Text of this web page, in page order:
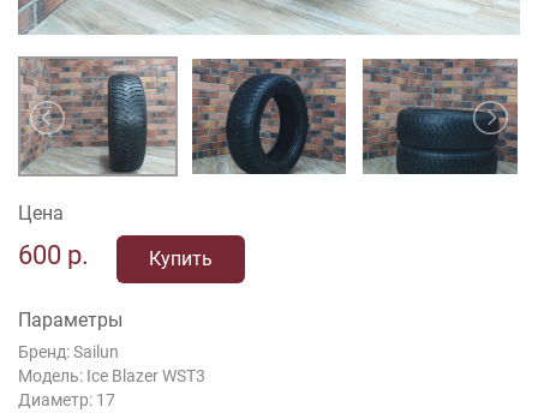
Цена
600 р. Купить
Параметры
Бренд: Sailun
Модель: Ice Blazer WST3
Диаметр: 17